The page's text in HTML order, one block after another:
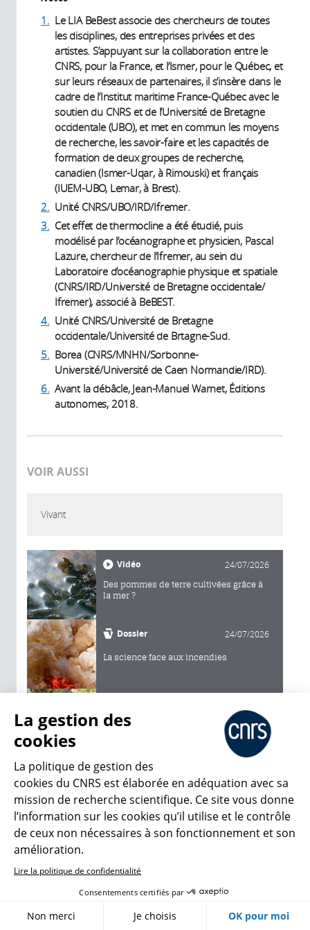
1. Le LIA BeBest associe des chercheurs de toutes
les disciplines, des entreprises privées et des
artistes. S’appuyant sur la collaboration entre le
CNRS, pour la France, et l’Ismer, pour le Québec, et
sur leurs réseaux de partenaires, il s’insère dans le
cadre de l’Institut maritime France-Québec avec le
soutien du CNRS et de l’Université de Bretagne
occidentale (UBO), et met en commun les moyens
de recherche, les savoir-faire et les capacités de
formation de deux groupes de recherche,
canadien (Ismer-Uqar, à Rimouski) et français
(IUEM-UBO, Lemar, à Brest).
2. Unité CNRS/UBO/IRD/Ifremer.
3. Cet effet de thermocline a été étudié, puis
modélisé par l’océanographe et physicien, Pascal
Lazure, chercheur de l’Ifremer, au sein du
Laboratoire d’océanographie physique et spatiale
(CNRS/IRD/Université de Bretagne occidentale/
Ifremer), associé à BeBEST.
4. Unité CNRS/Université de Bretagne
occidentale/Université de Brtagne-Sud.
5. Borea (CNRS/MNHN/Sorbonne-
Université/Université de Caen Normandie/IRD).
6. Avant la débâcle, Jean-Manuel Warnet, Éditions
autonomes, 2018.
VOIR AUSSI
Vivant
Vidéo 24/07/2026
Des pommes de terre cultivées grâce à
la mer ?
Dossier 24/07/2026
La science face aux incendies
Les racines au secours des plantes
Vidéo
Eutrophisation : alerte à Rio
Musique : le cerveau aime anticiper
La gestion des
cookies
La politique de gestion des
cookies du CNRS est élaborée en adéquation avec sa
mission de recherche scientifique. Ce site vous donne
l’information sur les cookies qu’il utilise et le contrôle
de ceux non nécessaires à son fonctionnement et son
amélioration.
Lire la politique de confidentialité
Consentements certifiés par
Non merci Je choisis OK pour moi